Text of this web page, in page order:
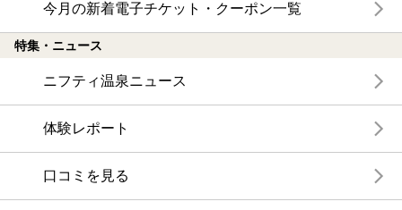
今月の新着電子チケット・クーポン一覧
特集・ニュース
ニフティ温泉ニュース
体験レポート
口コミを見る